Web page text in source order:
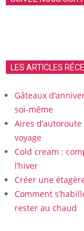
LES ARTICLES
Gâteaux
soi-même
Aires
voyage
Cold cream :
l’hiver
Créer une
Comment
rester au chaud